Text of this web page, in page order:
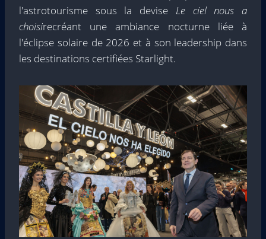
l'astrotourisme sous la devise Le ciel nous a
choisirecréant une ambiance nocturne liée à
l'éclipse solaire de 2026 et à son leadership dans
les destinations certifiées Starlight.